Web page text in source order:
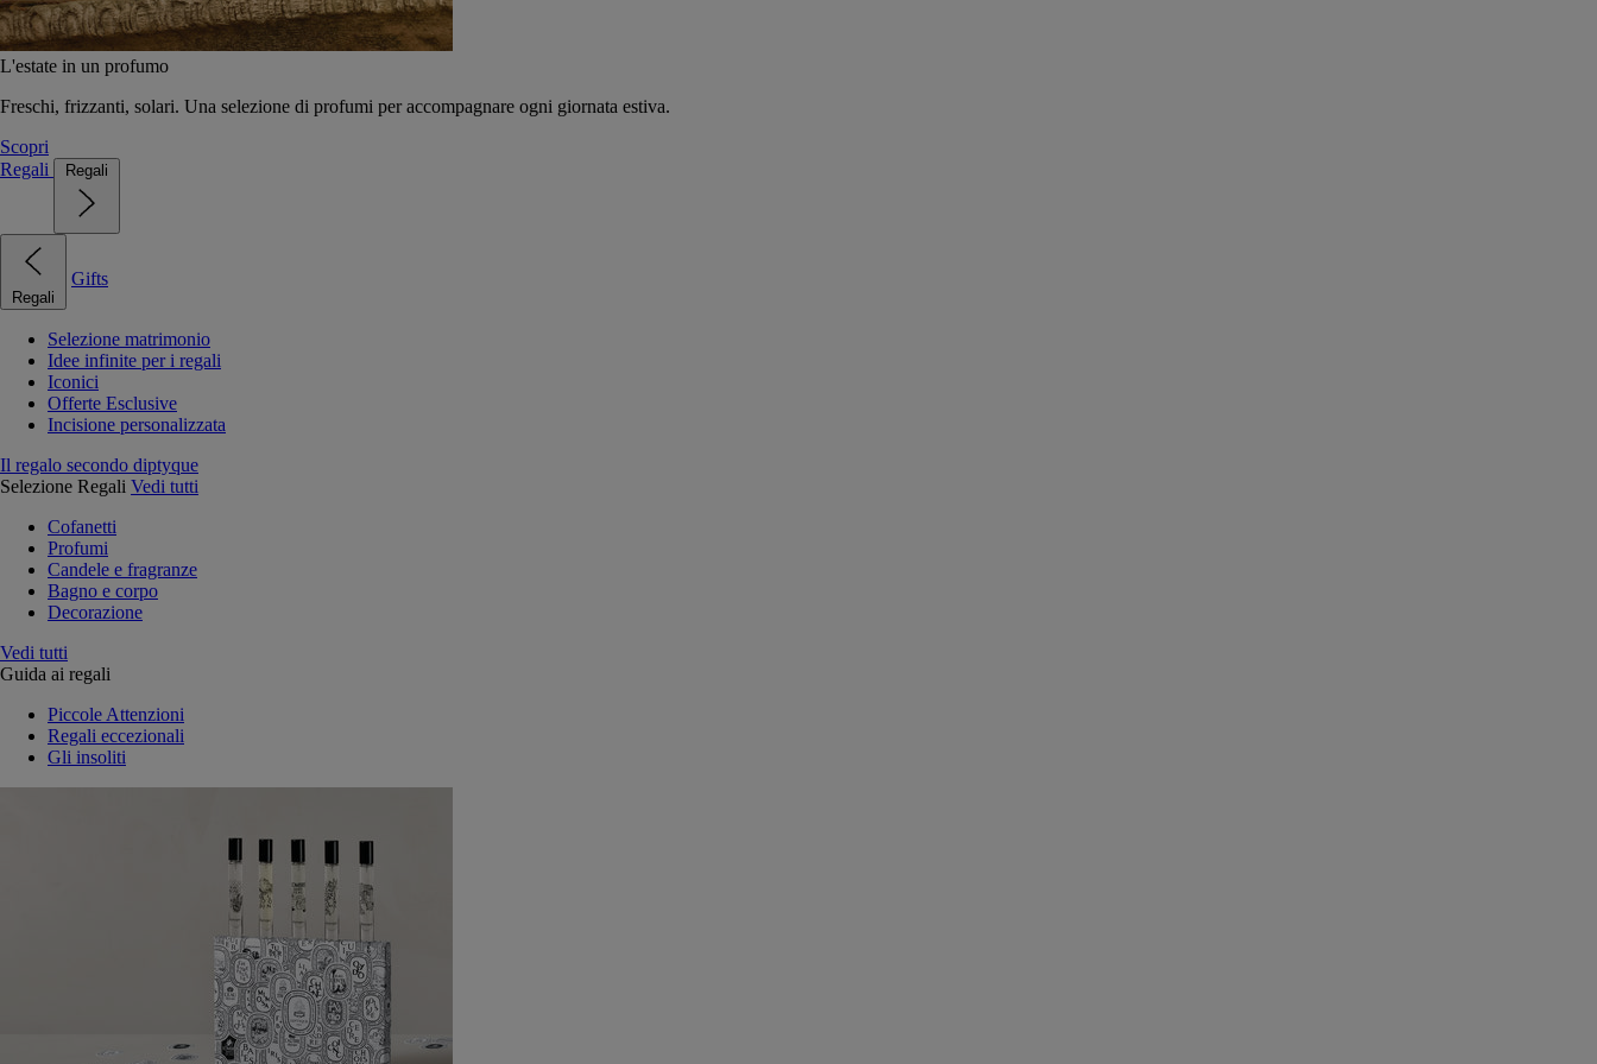
L'estate in un profumo
Freschi, frizzanti, solari. Una selezione di profumi per accompagnare ogni giornata estiva.
Scopri
Regali
Regali
Regali
Gifts
Selezione matrimonio
Idee infinite per i regali
Iconici
Offerte Esclusive
Incisione personalizzata
Il regalo secondo diptyque
Selezione Regali Vedi tutti
Cofanetti
Profumi
Candele e fragranze
Bagno e corpo
Decorazione
Vedi tutti
Guida ai regali
Piccole Attenzioni
Regali eccezionali
Gli insoliti